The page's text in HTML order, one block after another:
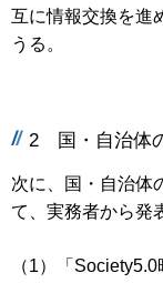
互に情報交換を進
うる。
2 国・自治体
次に、国・自治体
て、実務者から発
（1）「Society5.0